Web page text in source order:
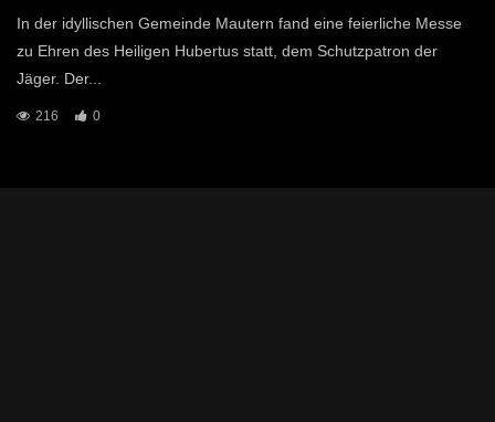
In der idyllischen Gemeinde Mautern fand eine feierliche Messe
zu Ehren des Heiligen Hubertus statt, dem Schutzpatron der
Jäger. Der...
216 0